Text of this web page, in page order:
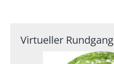
Virtueller Rundgang